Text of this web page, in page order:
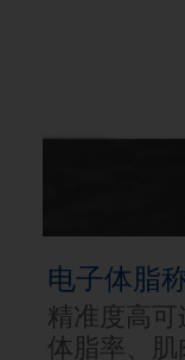
电子体脂
精准度高可
体脂率、肌